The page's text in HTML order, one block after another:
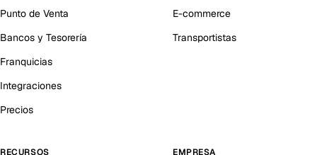
Punto de Venta
Bancos y Tesorería
Franquicias
Integraciones
Precios
E-commerce
Transportistas
RECURSOS EMPRESA